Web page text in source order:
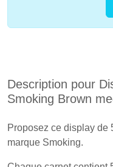
Description pour
Smoking Brown
Proposez ce display de
marque Smoking.